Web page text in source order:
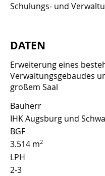
Schulungs- und
DATEN
Erweiterung eines
Verwaltungsgebäudes
großem Saal
Bauherr
IHK Augsburg und
BGF
3.514 m2
LPH
2-3